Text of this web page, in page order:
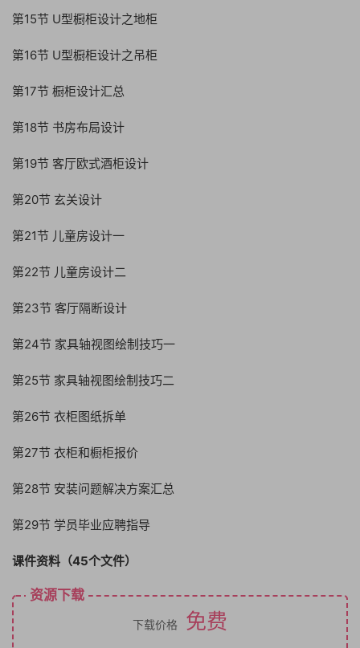
第15节 U型橱柜设计之地柜
第16节 U型橱柜设计之吊柜
第17节 橱柜设计汇总
第18节 书房布局设计
第19节 客厅欧式酒柜设计
第20节 玄关设计
第21节 儿童房设计一
第22节 儿童房设计二
第23节 客厅隔断设计
第24节 家具轴视图绘制技巧一
第25节 家具轴视图绘制技巧二
第26节 衣柜图纸拆单
第27节 衣柜和橱柜报价
第28节 安装问题解决方案汇总
第29节 学员毕业应聘指导
课件资料（45个文件）
资源下载
下载价格 免费